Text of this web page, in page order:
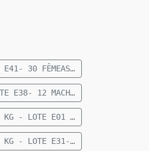
BEZERRAS- LOTE E41- 30 FÊMEAS NELORE 10 A 12 MESES- 192 KG- 84 KM DE CAMAPUÃ
BOI ERRADO- LOTE E38- 12 MACHOS NELORE- 18 A 20 MESES- 615 KG - 27 KM DE CAMAPUÃ
GARROTES - 301 KG - LOTE E01 - 64 MACHOS NELORE 15 MESES - 301 KG - 60 KM DE CAMAPUÃ
NOVILHAS - 230 KG - LOTE E31- 26 FÊMEAS ANELORADAS 12 A 15 MESES- 230 KG- 73 KM DE CAMAPUÃ